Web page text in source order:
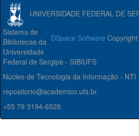
UNIVERSIDADE FEDERAL DE
DSpace Software
Sistema de
Bibliotecas da
Universidade
Federal de Sergipe - SIBIUFS
Núcleo de Tecnologia da Informação - NTI
repositorio@academico.ufs.br
+55 79 3194-6528